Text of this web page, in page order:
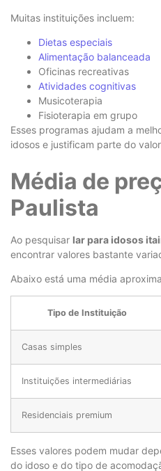
Muitas instituições incluem:
Dietas especiais
Alimentação balanceada
Oficinas recreativas
Atividades cognitivas
Musicoterapia
Fisioterapia em grupo
Esses programas ajudam a
idosos e justificam parte do
Média de
Paulista
Ao pesquisar lar para idosos
encontrar valores bastante
Abaixo está uma média
Tipo de Instituição
Casas simples
Instituições intermediárias
Residenciais premium
Esses valores podem mudar
do idoso e do tipo de